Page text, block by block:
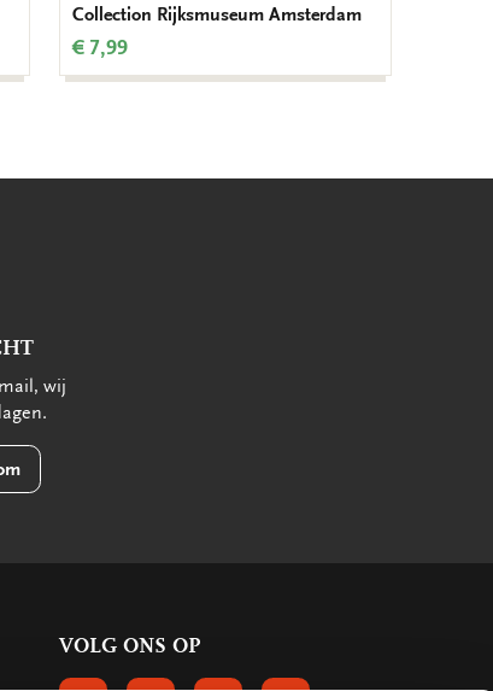
Collection Rijksmuseum Amsterdam
€ 7,99
wij
VOLG ONS OP